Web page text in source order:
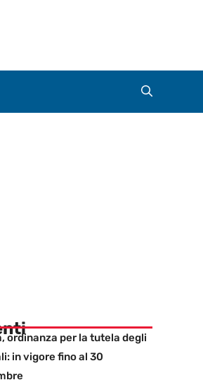
ordinanza per la tutela degli
in vigore fino al 30